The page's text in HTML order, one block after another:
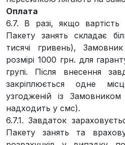
Оплата
6.7. В разі, якщо
Пакету занять складає
тисячі гривень),
розмірі 1000 грн. для
групі. Після внесення
закріплюється одне
узгодженій із
надходить у смс).
6.7.1. Завдаток
Пакету занять та